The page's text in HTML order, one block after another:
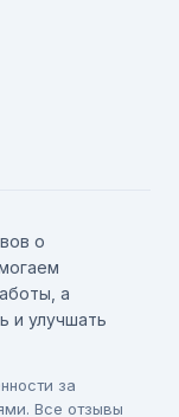
о
а
и улучшать
за
Все отзывы